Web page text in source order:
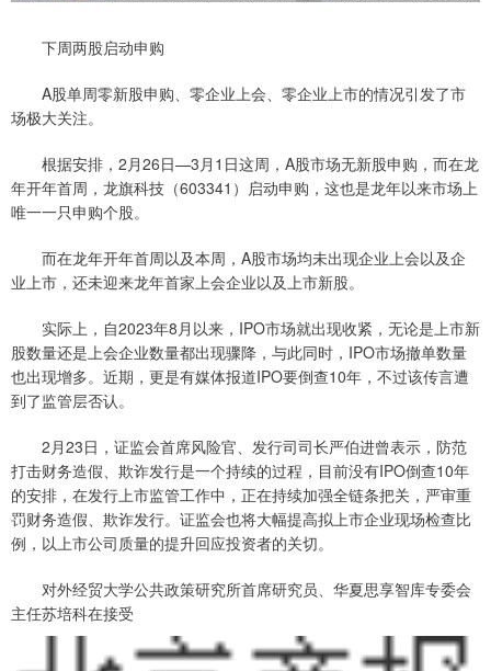
下周两股启动申购
A股单周零新股申购、零企业上会、零企业上市的情况引发了市
场极大关注。
根据安排，2月26日—3月1日这周，A股市场无新股申购，而在龙
年开年首周，龙旗科技（603341）启动申购，这也是龙年以来市场上
唯一一只申购个股。
而在龙年开年首周以及本周，A股市场均未出现企业上会以及企
业上市，还未迎来龙年首家上会企业以及上市新股。
实际上，自2023年8月以来，IPO市场就出现收紧，无论是上市新
股数量还是上会企业数量都出现骤降，与此同时，IPO市场撤单数量
也出现增多。近期，更是有媒体报道IPO要倒查10年，不过该传言遭
到了监管层否认。
2月23日，证监会首席风险官、发行司司长严伯进曾表示，防范
打击财务造假、欺诈发行是一个持续的过程，目前没有IPO倒查10年
的安排，在发行上市监管工作中，正在持续加强全链条把关，严审重
罚财务造假、欺诈发行。证监会也将大幅提高拟上市企业现场检查比
例，以上市公司质量的提升回应投资者的关切。
对外经贸大学公共政策研究所首席研究员、华夏思享智库专委会
主任苏培科在接受